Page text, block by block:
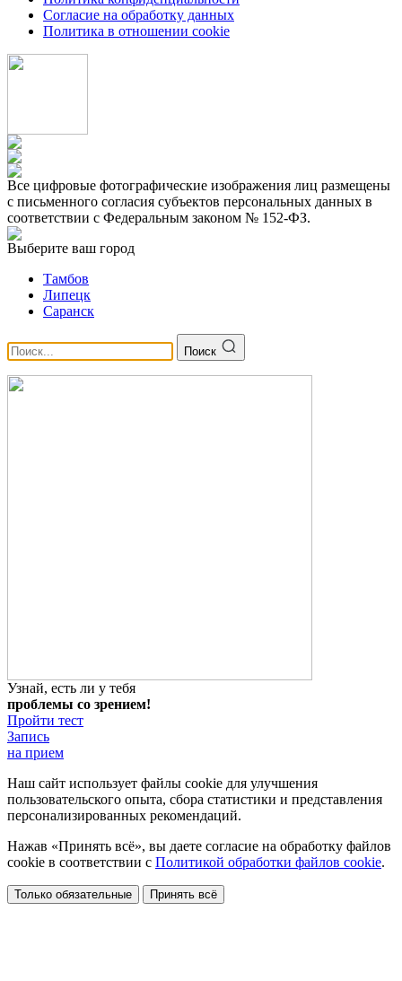
Согласие на обработку данных
Политика в отношении cookie
Все цифровые фотографические изображения лиц размещены
с письменного согласия субъектов персональных данных в
соответствии с Федеральным законом № 152-ФЗ.
Выберите ваш город
Тамбов
Липецк
Саранск
Поиск
Узнай, есть ли у тебя
проблемы со зрением!
Пройти тест
Запись
на прием
Наш сайт использует файлы cookie для улучшения
пользовательского опыта, сбора статистики и представления
персонализированных рекомендаций.
Нажав «Принять всё», вы даете согласие на обработку файлов
cookie в соответствии с Политикой обработки файлов cookie.
Только обязательные Принять всё